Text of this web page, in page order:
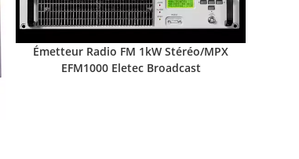
Émetteur Radio FM 1kW Stéréo/MPX
EFM1000 Eletec Broadcast